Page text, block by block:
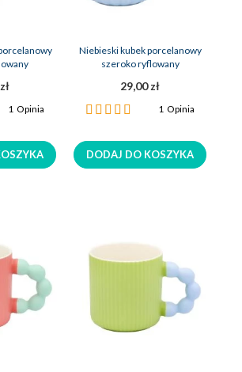
1 Opinia
Niebieski kubek porcelanowy
szeroko ryflowany
29,00 zł
Ocena:
1Opinia
DODAJ DO KOSZYKA